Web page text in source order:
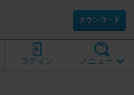
ダウンロード
メニュー
ログイン